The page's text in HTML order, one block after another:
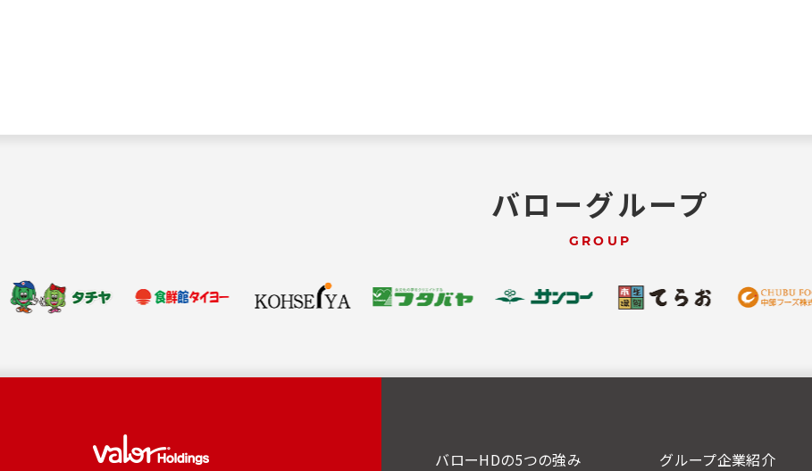
バローグループ
GROUP
バローHDの5つの強み グループ企業紹介